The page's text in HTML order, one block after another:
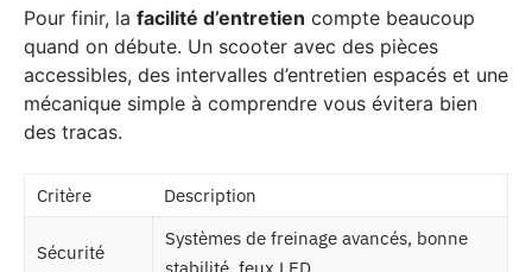
Pour finir, la facilité d’entretien compte beaucoup
quand on débute. Un scooter avec des pièces
accessibles, des intervalles d’entretien espacés et une
mécanique simple à comprendre vous évitera bien
des tracas.
Critère Description
Sécurité
Systèmes de freinage avancés, bonne
stabilité, feux LED